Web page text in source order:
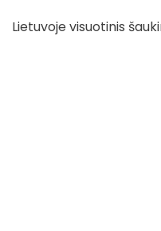
Lietuvoje visuotinis